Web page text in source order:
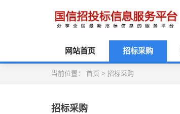
网站首页 招标采购
当前位置： 首页 > 招标采购
招标采购